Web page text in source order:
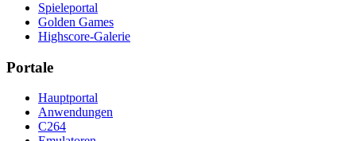
Spieleportal
Golden Games
Highscore-Galerie
Portale
Hauptportal
Anwendungen
C264